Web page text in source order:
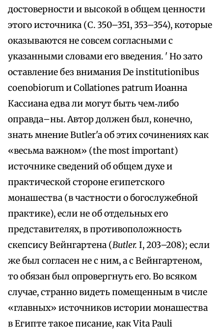
достоверности и высокой в общем ценности
этого источника (С. 350–351, 353–354), которые
оказываются не совсем согласными с
указанными словами его введения. ' Но зато
оставление без внимания De institutionibus
coenobiorum и Collationes patrum Иоанна
Кассиана едва ли могут быть чем‑либо
оправда–ны. Автор должен был, конечно,
знать мнение Butler'a об этих сочинениях как
«весьма важном» (the most important)
источнике сведений об общем духе и
практической стороне египетского
монашества (в частности о богослужебной
практике), если не об отдельных его
представителях, в противоположность
скепсису Вейнгартена (Butler. I, 203–208); если
же был согласен не с ним, а с Вейнгартеном,
то обязан был опровергнуть его. Во всяком
случае, странно видеть помещенным в числе
«главных» источников истории монашества
в Египте такое писание, как Vita Pauli